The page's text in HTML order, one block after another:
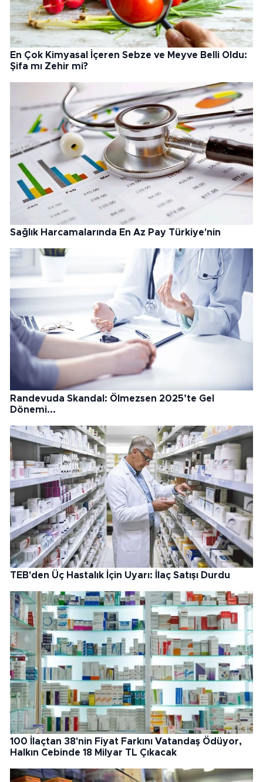
En Çok Kimyasal İçeren Sebze ve Meyve Belli Oldu:
Şifa mı Zehir mi?
Sağlık Harcamalarında En Az Pay Türkiye'nin
Randevuda Skandal: Ölmezsen 2025’te Gel
Dönemi...
TEB'den Üç Hastalık İçin Uyarı: İlaç Satışı Durdu
100 İlaçtan 38'nin Fiyat Farkını Vatandaş Ödüyor,
Halkın Cebinde 18 Milyar TL Çıkacak